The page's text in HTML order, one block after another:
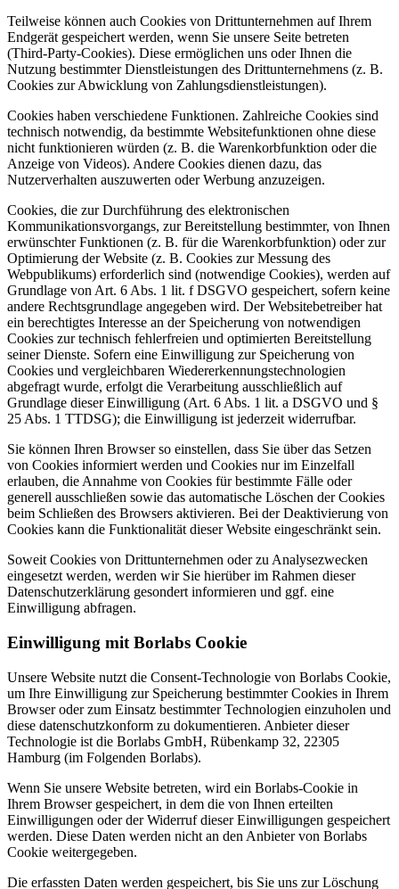
Teilweise können auch Cookies von Drittunternehmen auf Ihrem
Endgerät gespeichert werden, wenn Sie unsere Seite betreten
(Third-Party-Cookies). Diese ermöglichen uns oder Ihnen die
Nutzung bestimmter Dienstleistungen des Drittunternehmens (z. B.
Cookies zur Abwicklung von Zahlungsdienstleistungen).
Cookies haben verschiedene Funktionen. Zahlreiche Cookies sind
technisch notwendig, da bestimmte Websitefunktionen ohne diese
nicht funktionieren würden (z. B. die Warenkorbfunktion oder die
Anzeige von Videos). Andere Cookies dienen dazu, das
Nutzerverhalten auszuwerten oder Werbung anzuzeigen.
Cookies, die zur Durchführung des elektronischen
Kommunikationsvorgangs, zur Bereitstellung bestimmter, von Ihnen
erwünschter Funktionen (z. B. für die Warenkorbfunktion) oder zur
Optimierung der Website (z. B. Cookies zur Messung des
Webpublikums) erforderlich sind (notwendige Cookies), werden auf
Grundlage von Art. 6 Abs. 1 lit. f DSGVO gespeichert, sofern keine
andere Rechtsgrundlage angegeben wird. Der Websitebetreiber hat
ein berechtigtes Interesse an der Speicherung von notwendigen
Cookies zur technisch fehlerfreien und optimierten Bereitstellung
seiner Dienste. Sofern eine Einwilligung zur Speicherung von
Cookies und vergleichbaren Wiedererkennungstechnologien
abgefragt wurde, erfolgt die Verarbeitung ausschließlich auf
Grundlage dieser Einwilligung (Art. 6 Abs. 1 lit. a DSGVO und §
25 Abs. 1 TTDSG); die Einwilligung ist jederzeit widerrufbar.
Sie können Ihren Browser so einstellen, dass Sie über das Setzen
von Cookies informiert werden und Cookies nur im Einzelfall
erlauben, die Annahme von Cookies für bestimmte Fälle oder
generell ausschließen sowie das automatische Löschen der Cookies
beim Schließen des Browsers aktivieren. Bei der Deaktivierung von
Cookies kann die Funktionalität dieser Website eingeschränkt sein.
Soweit Cookies von Drittunternehmen oder zu Analysezwecken
eingesetzt werden, werden wir Sie hierüber im Rahmen dieser
Datenschutzerklärung gesondert informieren und ggf. eine
Einwilligung abfragen.
Einwilligung mit Borlabs Cookie
Unsere Website nutzt die Consent-Technologie von Borlabs Cookie,
um Ihre Einwilligung zur Speicherung bestimmter Cookies in Ihrem
Browser oder zum Einsatz bestimmter Technologien einzuholen und
diese datenschutzkonform zu dokumentieren. Anbieter dieser
Technologie ist die Borlabs GmbH, Rübenkamp 32, 22305
Hamburg (im Folgenden Borlabs).
Wenn Sie unsere Website betreten, wird ein Borlabs-Cookie in
Ihrem Browser gespeichert, in dem die von Ihnen erteilten
Einwilligungen oder der Widerruf dieser Einwilligungen gespeichert
werden. Diese Daten werden nicht an den Anbieter von Borlabs
Cookie weitergegeben.
Die erfassten Daten werden gespeichert, bis Sie uns zur Löschung